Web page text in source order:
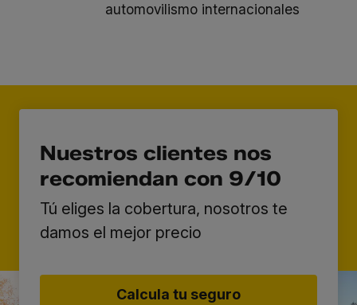
automovilismo internacionales
Nuestros clientes nos
recomiendan con 9/10
Tú eliges la cobertura, nosotros te
damos el mejor precio
Calcula tu seguro